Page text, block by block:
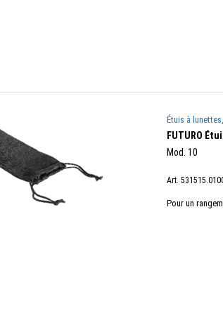
Étuis à
FUTURO
Mod. 10
Art.
Pour un